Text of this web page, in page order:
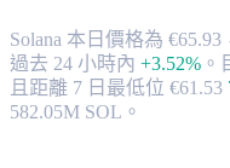
Solana 本日價格為
過去 24 小時內 +3.52% 。
且距離 7 日最低位 €61.53
582.05M SOL。